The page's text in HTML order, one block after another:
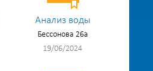
Анализ воды
Бессонова 26а
19/06/2024